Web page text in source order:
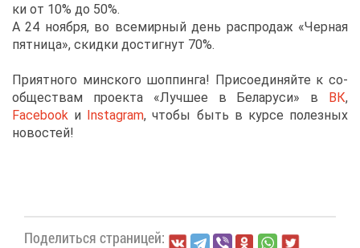
ки от 10% до 50%.
А 24 но­яб­ря, во все­мир­ный день рас­про­даж «Чер­ная
пят­ни­ца», скид­ки до­стиг­нут 70%.
При­ят­но­го мин­ско­го шоп­пин­га! При­со­еди­няй­те к со­
об­ще­ствам про­ек­та «Луч­шее в Бе­ла­ру­си» в ВК,
Facebook и Instagram, что­бы быть в кур­се по­лез­ных
но­во­стей!
По­де­лить­ся стра­ни­цей: